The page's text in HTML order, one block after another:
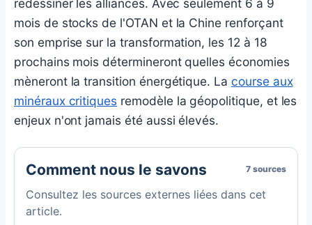
redessiner les alliances. Avec seulement 6 à 9
mois de stocks de l'OTAN et la Chine renforçant
son emprise sur la transformation, les 12 à 18
prochains mois détermineront quelles économies
mèneront la transition énergétique. La course aux
minéraux critiques remodèle la géopolitique, et les
enjeux n'ont jamais été aussi élevés.
Comment nous le savons 7 sources
Consultez les sources externes liées dans cet
article.